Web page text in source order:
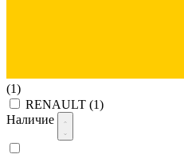
(1)
RENAULT (1)
Наличие